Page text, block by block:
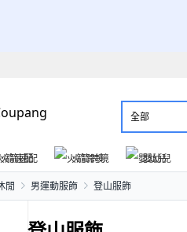
全部
火箭速配
火箭跨境 嬰幼兒
閒 男運動服飾 登山服飾